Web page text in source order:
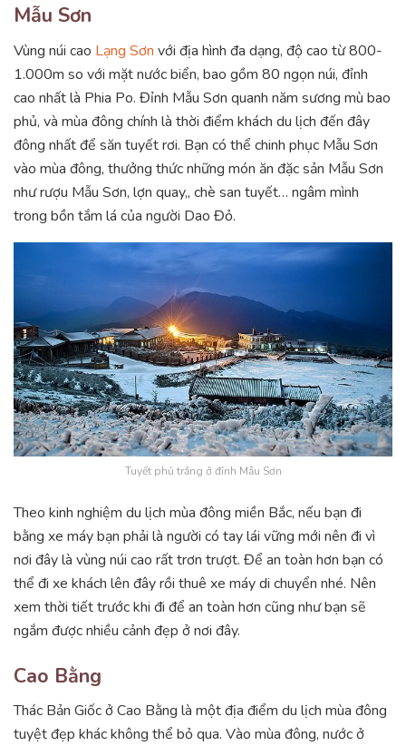
Mẫu Sơn
Vùng núi cao Lạng Sơn với địa hình đa dạng, độ cao từ 800-
1.000m so với mặt nước biển, bao gồm 80 ngọn núi, đỉnh
cao nhất là Phia Po. Đỉnh Mẫu Sơn quanh năm sương mù bao
phủ, và mùa đông chính là thời điểm khách du lịch đến đây
đông nhất để săn tuyết rơi. Bạn có thể chinh phục Mẫu Sơn
vào mùa đông, thưởng thức những món ăn đặc sản Mẫu Sơn
như rượu Mẫu Sơn, lợn quay,, chè san tuyết… ngâm mình
trong bồn tắm lá của người Dao Đỏ.
Tuyết phủ trắng ở đỉnh Mẫu Sơn
Theo kinh nghiệm du lịch mùa đông miền Bắc, nếu bạn đi
bằng xe máy bạn phải là người có tay lái vững mới nên đi vì
nơi đây là vùng núi cao rất trơn trượt. Để an toàn hơn bạn có
thể đi xe khách lên đây rồi thuê xe máy di chuyển nhé. Nên
xem thời tiết trước khi đi để an toàn hơn cũng như bạn sẽ
ngắm được nhiều cảnh đẹp ở nơi đây.
Cao Bằng
Thác Bản Giốc ở Cao Bằng là một địa điểm du lịch mùa đông
tuyệt đẹp khác không thể bỏ qua. Vào mùa đông, nước ở